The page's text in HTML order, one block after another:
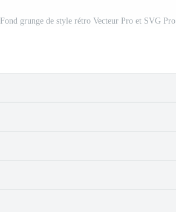
Fond grunge de style rétro Vecteur Pro et SVG Pro